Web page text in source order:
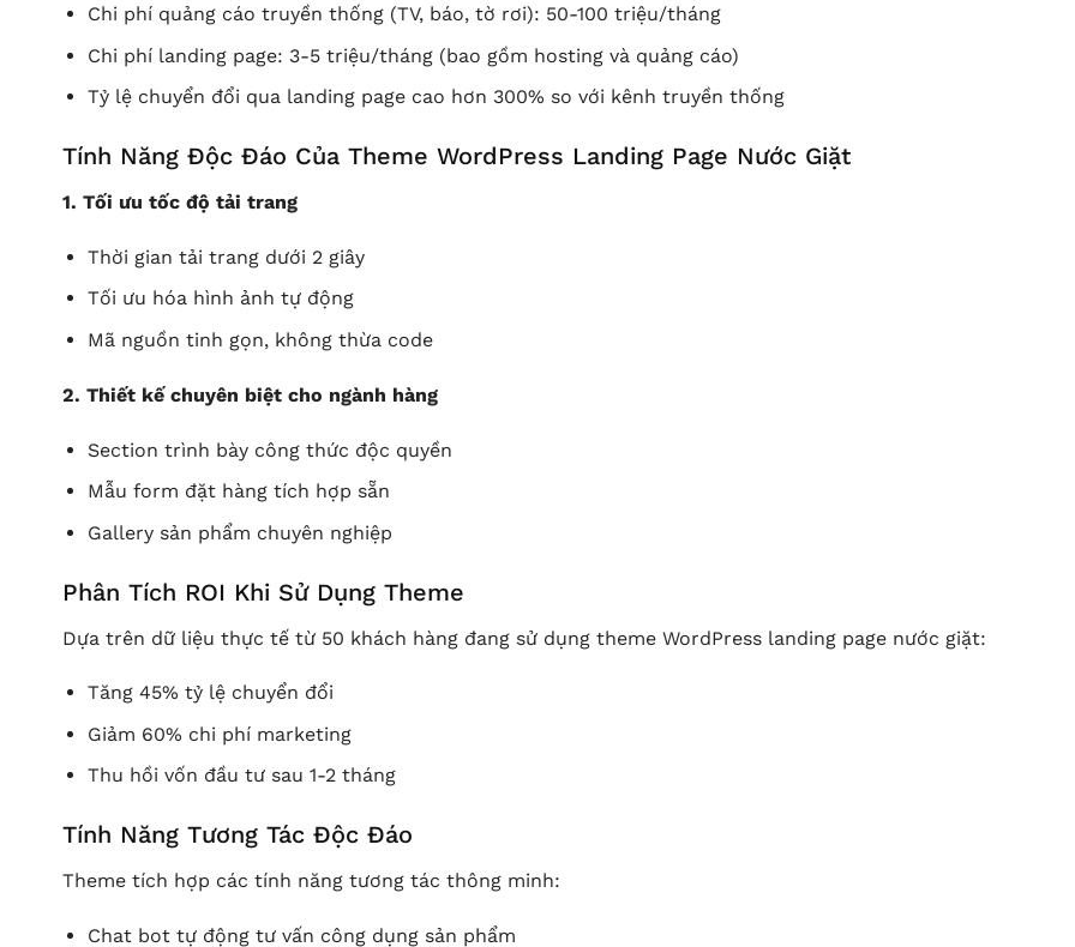
Chi phí quảng cáo truyền thống (TV, báo, tờ rơi): 50-100 triệu/tháng
Chi phí landing page: 3-5 triệu/tháng (bao gồm hosting và quảng cáo)
Tỷ lệ chuyển đổi qua landing page cao hơn 300% so với kênh truyền thống
Tính Năng Độc Đáo Của Theme WordPress Landing Page Nước Giặt
1. Tối ưu tốc độ tải trang
Thời gian tải trang dưới 2 giây
Tối ưu hóa hình ảnh tự động
Mã nguồn tinh gọn, không thừa code
2. Thiết kế chuyên biệt cho ngành hàng
Section trình bày công thức độc quyền
Mẫu form đặt hàng tích hợp sẵn
Gallery sản phẩm chuyên nghiệp
Phân Tích ROI Khi Sử Dụng Theme
Dựa trên dữ liệu thực tế từ 50 khách hàng đang sử dụng theme WordPress landing page nước giặt:
Tăng 45% tỷ lệ chuyển đổi
Giảm 60% chi phí marketing
Thu hồi vốn đầu tư sau 1-2 tháng
Tính Năng Tương Tác Độc Đáo
Theme tích hợp các tính năng tương tác thông minh:
Chat bot tự động tư vấn công dụng sản phẩm